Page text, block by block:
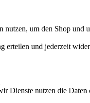
um den Shop
und jederzeit
Dienste nutzen die